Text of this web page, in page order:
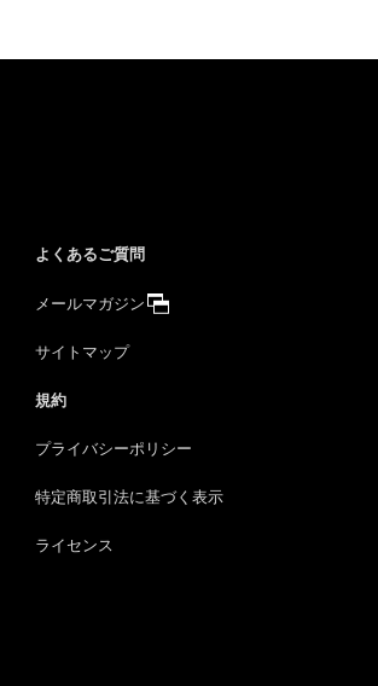
よくあるご質問
メールマガジン
サイトマップ
規約
プライバシーポリシー
特定商取引法に基づく表示
ライセンス